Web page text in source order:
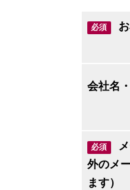
必須
会社名
必須
外のメ
ます）